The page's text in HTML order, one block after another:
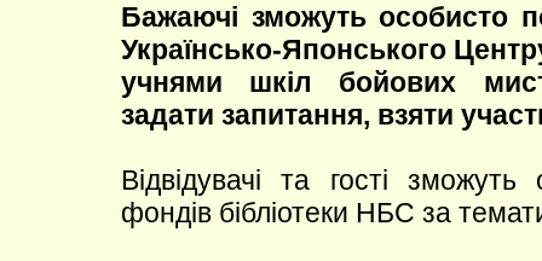
Бажаючі зможуть особисто
Українсько-Японського
учнями шкіл бойових
задати запитання, взяти
Відвідувачі та гості
фондів бібліотеки НБС за